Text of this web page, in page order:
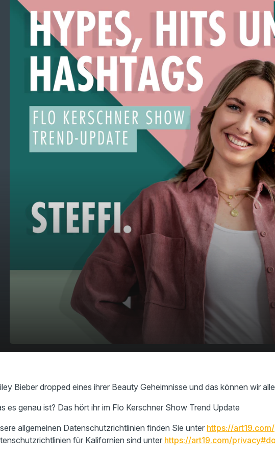
Bieber dropped eines ihrer Beauty Geheimnisse und das können wir
es genau ist? Das hört ihr im Flo Kerschner Show Trend Update
allgemeinen Datenschutzrichtlinien finden Sie unter https://
für Kalifornien sind unter https://art19.com/